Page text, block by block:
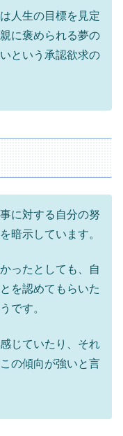
人生の目標を見定
に褒められる夢の
という承認欲求の
に対する自分の努
暗示しています。
ったとしても、自
を認めてもらいた
です。
じていたり、それ
の傾向が強いと言